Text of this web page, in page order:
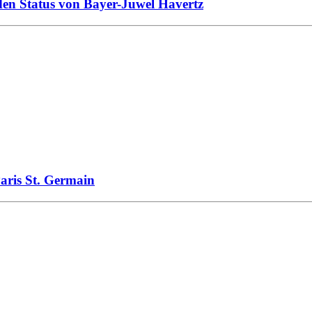
Status von Bayer-Juwel Havertz
St. Germain